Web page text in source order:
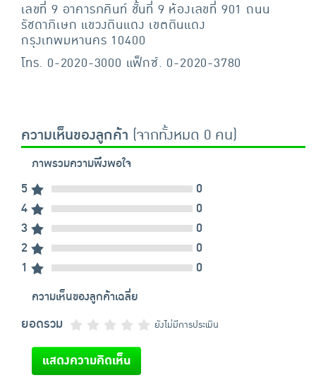
เลขที่ 9 อาคารภคินท์ ชั้นที่ 9 ห้องเลขที่ 901 ถนน
รัชดาภิเษก แขวงดินแดง เขตดินแดง
กรุงเทพมหานคร 10400
โทร. 0-2020-3000 แฟ็กซ์. 0-2020-3780
ความเห็นของลูกค้า (จากทั้งหมด 0 คน)
ภาพรวมความพึงพอใจ
5
0
4
0
3
0
2
0
1
0
ความเห็นของลูกค้าเฉลี่ย
ยอดรวม ยังไม่มีการประเมิน
แสดงความคิดเห็น